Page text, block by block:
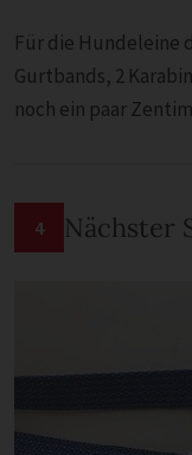
Für die Hundeleine
Gurtbands, 2
noch ein paar
4 Nächster